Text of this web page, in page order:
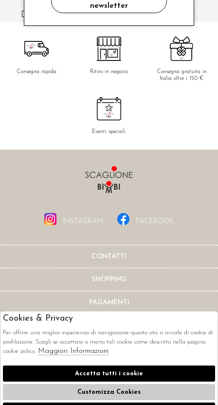
ho letto ed accettato le condizioni sulla privacy.
Consegna rapida Ritiro in negozio
Consegna gratuita in
Italia oltre i 150 €
Eventi speciali
INSTAGRAM FACEBOOK
CONTATTI
SHOPPING
PAGAMENTI
CORRIERI
newsletter
Cookies & Privacy
Per offrire una miglior esperienza di navigazione questo sito si avvale di cookie di
profilazione. Scegli se accettare o meno tali cookie come descritto nella pagina
cookie policy. Maggiori Informazioni
Accetta tutti i cookie
Customizza Cookies